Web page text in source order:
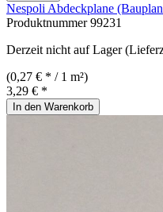
Nespoli Abdeckplane
Produktnummer99231
Derzeit nicht auf Lager
(0,27 € * / 1 m²)
3,29 € *
In den Warenkorb